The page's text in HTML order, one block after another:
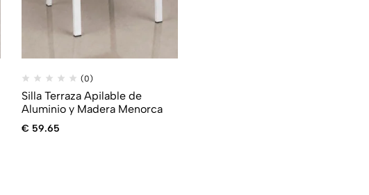
(0)
Silla Terraza Apilable de
Aluminio y Madera Menorca
€ 59.65